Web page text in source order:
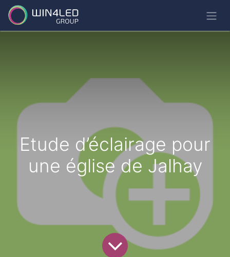
Etude d’éclairage pour
une église de Jalhay